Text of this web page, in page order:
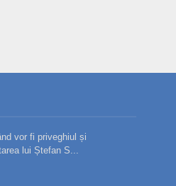
vor fi priveghiul și
lui Ștefan S...